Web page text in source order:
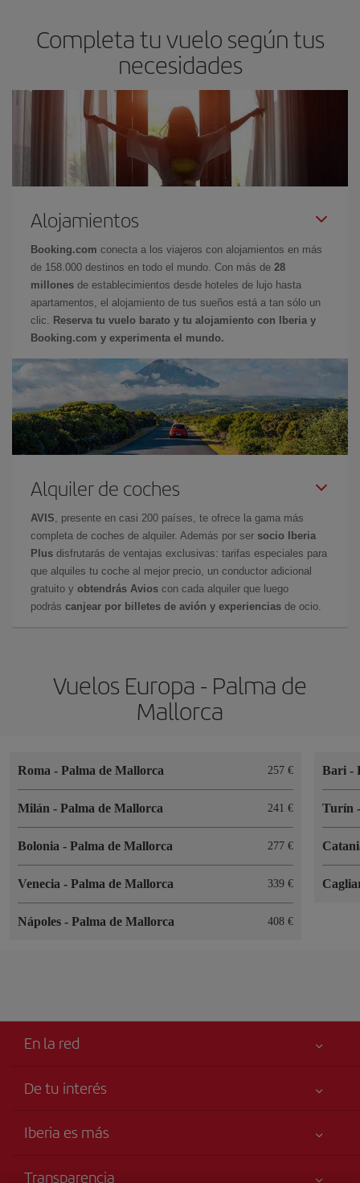
Completa tu vuelo según tus
necesidades
Alojamientos
Booking.com conecta a los viajeros con alojamientos en más
de 158.000 destinos en todo el mundo. Con más de 28
millones de establecimientos desde hoteles de lujo hasta
apartamentos, el alojamiento de tus sueños está a tan sólo un
clic.
Reserva tu vuelo barato y tu alojamiento con Iberia y
Booking.com y experimenta el mundo.
Alquiler de coches
AVIS , presente en casi 200 países, te ofrece la gama más
completa de coches de alquiler. Además por ser socio Iberia
Plus disfrutarás de ventajas exclusivas: tarifas especiales para
que alquiles tu coche al mejor precio, un conductor adicional
gratuito y obtendrás Avios con cada alquiler que luego
podrás canjear por billetes de avión y experiencias de ocio.
Vuelos Europa - Palma de
Mallorca
Roma - Palma de Mallorca 257
Milán - Palma de Mallorca 241
Bolonia - Palma de Mallorca 277
Venecia - Palma de Mallorca 339
Nápoles - Palma de Mallorca 408
Bari-
Turín
En la red
De tu interés
Tu seguridad es lo primero
Iberia es más
Transparencia